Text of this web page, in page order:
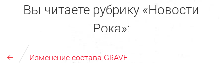
Вы читаете рубрику «Новости
Рока»:
Изменение состава GRAVE